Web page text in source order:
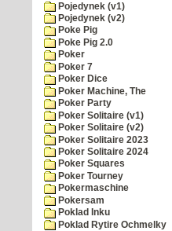
Pojedynek (v1)
Pojedynek (v2)
Poke Pig
Poke Pig 2.0
Poker
Poker 7
Poker Dice
Poker Machine, The
Poker Party
Poker Solitaire (v1)
Poker Solitaire (v2)
Poker Solitaire 2023
Poker Solitaire 2024
Poker Squares
Poker Tourney
Pokermaschine
Pokersam
Poklad Inku
Poklad Rytire Ochmelky